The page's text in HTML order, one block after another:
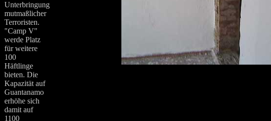
Unterbringung
mutmaßlicher
Terroristen.
"Camp V"
werde Platz
für weitere
100
Häftlinge
bieten. Die
Kapazität auf
Guantanamo
erhöhe sich
damit auf
1100